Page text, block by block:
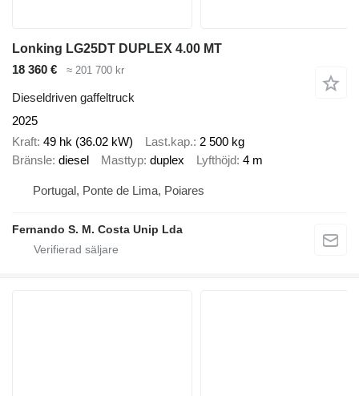
Lonking LG25DT DUPLEX 4.00 MT
18 360 €
≈ 201 700 kr
Dieseldriven gaffeltruck
2025
Kraft 49 hk (36.02 kW) Last.kap. 2 500 kg
Bränsle diesel Masttyp duplex Lyfthöjd 4 m
Portugal, Ponte de Lima, Poiares
Fernando S. M. Costa Unip Lda